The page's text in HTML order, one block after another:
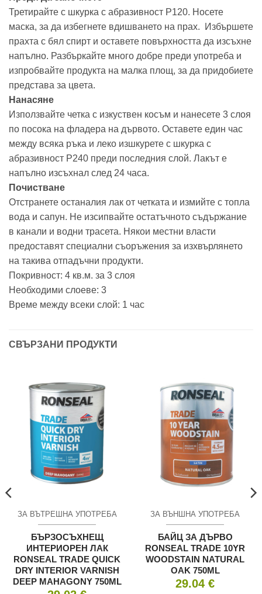
Третирайте с шкурка с абразивност Р120. Носете
маска, за да избегнете вдишването на прах. Избършете
прахта с бял спирт и оставете повърхността да изсъхне
напълно. Разбъркайте много добре преди употреба и
изпробвайте продукта на малка площ, за да придобиете
представа за цвета.
Нанасяне
Използвайте четка с изкуствен косъм и нанесете 3 слоя
по посока на фладера на дървото. Оставете един час
между всяка ръка и леко изшкурете с шкурка с
абразивност Р240 преди последния слой. Лакът е
напълно изсъхнал след 24 часа.
Почистване
Отстранете останалия лак от четката и измийте с топла
вода и сапун. Не изсипвайте остатъчното съдържание
в канали и водни трасета. Някои местни власти
предоставят специални съоръжения за изхвърлянето
на такива отпадъчни продукти.
Покривност: 4 кв.м. за 3 слоя
Необходими слоеве: 3
Време между всеки слой: 1 час
СВЪРЗАНИ ПРОДУКТИ
ЗА ВЪТРЕШНА УПОТРЕБА
БЪРЗОСЪХНЕЩ
ИНТЕРИОРЕН ЛАК
RONSEAL TRADE QUICK
DRY INTERIOR VARNISH
DEEP MAHAGONY 750ML
ЗА ВЪНШНА УПОТРЕБА
БАЙЦ ЗА ДЪРВО
RONSEAL TRADE 10YR
WOODSTAIN NATURAL
OAK 750ML
29.04 €